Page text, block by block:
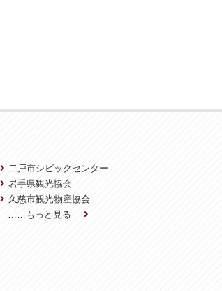
二戸市シビックセンター
岩手県観光協会
久慈市観光物産協会
……もっと見る